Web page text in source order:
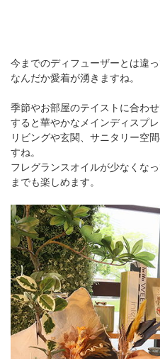
今までのディフューザーとは違
なんだか愛着が湧きますね。
季節やお部屋のテイストに合わ
すると華やかなメインディスプレ
リビングや玄関、サニタリー空
すね。
フレグランスオイルが少なくな
までも楽しめます。